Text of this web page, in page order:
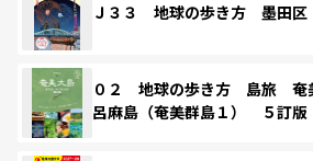
Ｊ３３ 地球の歩き方 墨田区
０２ 地球の歩き方 島旅
呂麻島（奄美群島１） ５訂版